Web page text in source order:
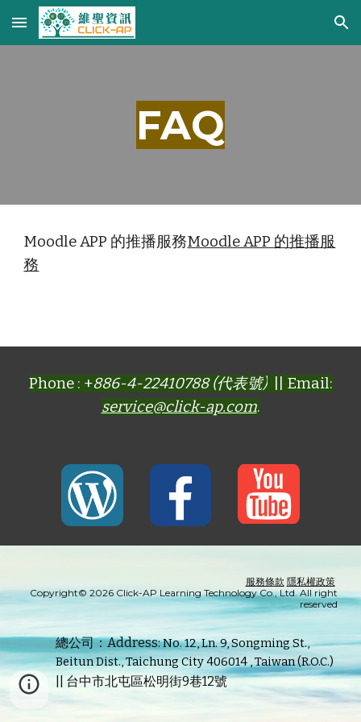
Skip to main content Skip to navigation
FAQ
Moodle APP 的推播服務Moodle APP 的推播服
務
Phone : +886-4-22410788 (代表號)|| Email:
service@click-ap.com.
服務條款 隱私權政策
Copyright© 2026 Click-AP Learning Technology Co., Ltd. All right
reserved
總公司：Address:No. 12, Ln. 9, Songming St.,
Beitun Dist., Taichung City 406014 , Taiwan (R.O.C.)
|| 台中市北屯區松明街9巷12號